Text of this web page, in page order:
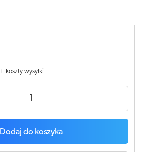
+ koszty wysyłki
Dodaj do koszyka